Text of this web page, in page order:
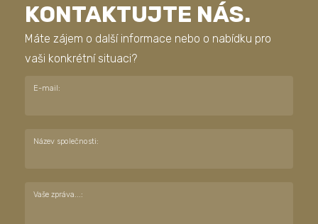
KONTAKTUJTE NÁS.
Máte zájem o další informace nebo o nabídku pro
vaši konkrétní situaci?
E-mail:
Název společnosti:
Vaše zpráva...: